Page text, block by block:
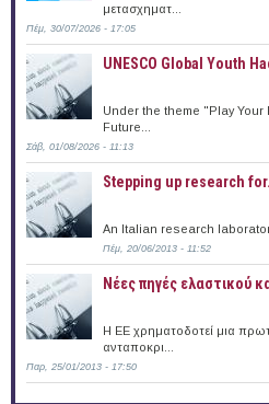
μετασχηματ...
Πέμ, 30/07/2026 - 17:05
UNESCO Global Youth
Under the theme "Play
Future...
Σάβ, 01/08/2026 - 11:13
Stepping up research
An Italian research
Πέμ, 20/06/2013 - 11:52
Νέες πηγές ελαστικού
Η ΕΕ χρηματοδοτεί μια
ανταποκρι...
Παρ, 25/01/2013 - 17:50